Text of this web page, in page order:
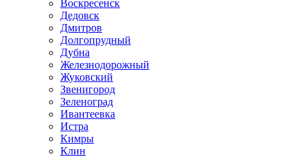
Воскресенск
Дедовск
Дмитров
Долгопрудный
Дубна
Железнодорожный
Жуковский
Звенигород
Зеленоград
Ивантеевка
Истра
Кимры
Клин